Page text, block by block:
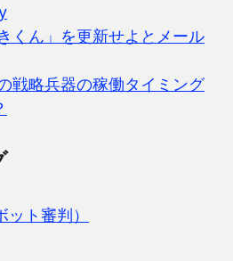
くん」を更新せよとメール
戦略兵器の稼働タイミング
ト審判）